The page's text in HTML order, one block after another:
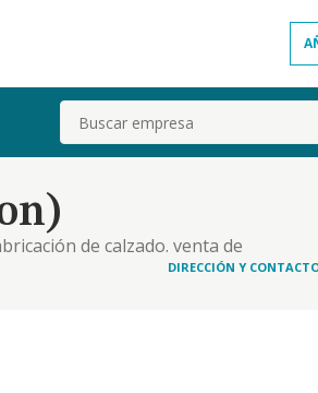
Buscar
de calzado. venta de
fabricación de calzado en
DIRECCIÓN Y